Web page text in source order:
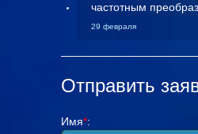
частотным
29 февраля
Отправить
Имя*: